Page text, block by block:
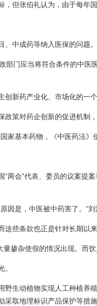
但张伯礼认为，由于每年
中成药等纳入医保的问题。
部门应当将符合条件的中
新药产业化、市场化的一个
策对药企创新的促进机制
基本药物，《中医药法》
“两会”代表、委员的议案
因是，中医被中药害了。”
些条款也正是针对长期以
掺杂使假的情况出现。而
野生动植物实现人工种植
取地理标识产品保护等措施